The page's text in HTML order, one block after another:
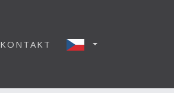
KONTAKT